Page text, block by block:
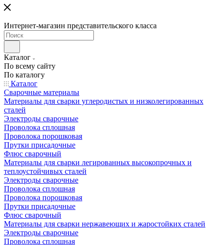
Интернет-магазин представительского класса
Каталог
По всему сайту
По каталогу
Каталог
Сварочные материалы
Материалы для сварки углеродистых и низколегированных
сталей
Электроды сварочные
Проволока сплошная
Проволока порошковая
Прутки присадочные
Флюс сварочный
Материалы для сварки легированных высокопрочных и
теплоустойчивых сталей
Электроды сварочные
Проволока сплошная
Проволока порошковая
Прутки присадочные
Флюс сварочный
Материалы для сварки нержавеющих и жаростойких сталей
Электроды сварочные
Проволока сплошная